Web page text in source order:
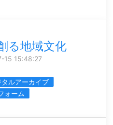
る地域文化
15 15:48:27
ルアーカイブ
ォーム